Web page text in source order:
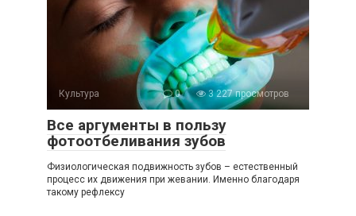
Культура 0 3 227 просмотров
Все аргументы в пользу
фотоотбеливания зубов
Физиологическая подвижность зубов – естественный
процесс их движения при жевании. Именно благодаря
такому рефлексу